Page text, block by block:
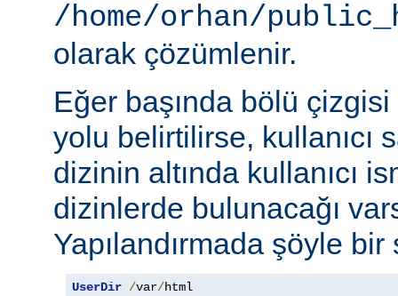
/home/orhan/
olarak çözümlenir.
Eğer başında bölü
yolu belirtilirse, kullanıcı
dizinin altında kullanıcı
dizinlerde bulunacağı
Yapılandırmada şöyle bir
UserDir /var/html